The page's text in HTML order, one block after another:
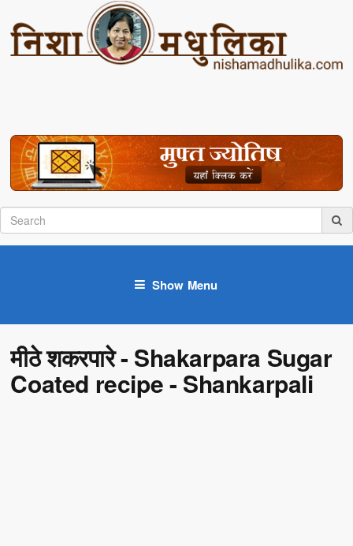
Show Menu
मीठे शकरपारे - Shakarpara Sugar
Coated recipe - Shankarpali